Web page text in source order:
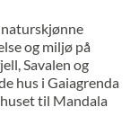
og miljø på
Savalen og
hus i Gaiagrenda
til Mandala